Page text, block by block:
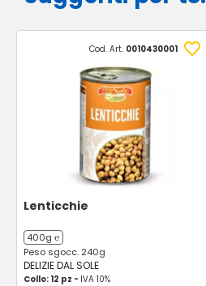
Cod. Art. 0010430001
Lenticchie
400g ℮
Peso sgocc. 240g
DELIZIE DAL SOLE
Collo: 12 pz - IVA 10%